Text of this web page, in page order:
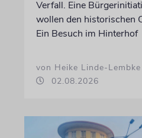
Verfall. Eine
wollen den historischen
Ein Besuch im Hinterhof
von Heike Linde-Lembke
02.08.2026